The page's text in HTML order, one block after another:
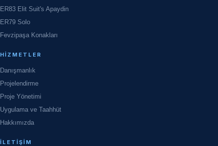
ER83 Elit Suit's Apaydin
ER79 Solo
Fevzipaşa Konakları
HIZMETLER
Danışmanlık
Projelendirme
Proje Yönetimi
Uygulama ve Taahhüt
Hakkımızda
İLETIŞIM